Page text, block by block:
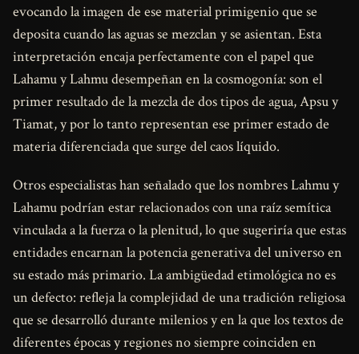
evocando la imagen de ese material primigenio que se
deposita cuando las aguas se mezclan y se asientan. Esta
interpretación encaja perfectamente con el papel que
Lahamu y Lahmu desempeñan en la cosmogonía: son el
primer resultado de la mezcla de dos tipos de agua, Apsu y
Tiamat, y por lo tanto representan ese primer estado de
materia diferenciada que surge del caos líquido.
Otros especialistas han señalado que los nombres Lahmu y
Lahamu podrían estar relacionados con una raíz semítica
vinculada a la fuerza o la plenitud, lo que sugeriría que estas
entidades encarnan la potencia generativa del universo en
su estado más primario. La ambigüedad etimológica no es
un defecto: refleja la complejidad de una tradición religiosa
que se desarrolló durante milenios y en la que los textos de
diferentes épocas y regiones no siempre coinciden en